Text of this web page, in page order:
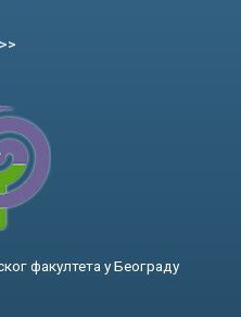
>>
факултета у Београду